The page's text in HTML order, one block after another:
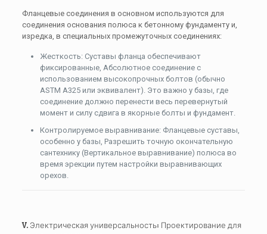
Фланцевые соединения в основном используются для
соединения основания полюса к бетонному фундаменту и,
изредка, в специальных промежуточных соединениях:
Жесткость: Суставы фланца обеспечивают
фиксированные, Абсолютное соединение с
использованием высокопрочных болтов (обычно
ASTM A325 или эквивалент). Это важно у базы, где
соединение должно перенести весь перевернутый
момент и силу сдвига в якорные болты и фундамент.
Контролируемое выравнивание: Фланцевые суставы,
особенно у базы, Разрешить точную окончательную
сантехнику (Вертикальное выравнивание) полюса во
время эрекции путем настройки выравнивающих
орехов.
V. Электрическая универсальность: Проектирование для